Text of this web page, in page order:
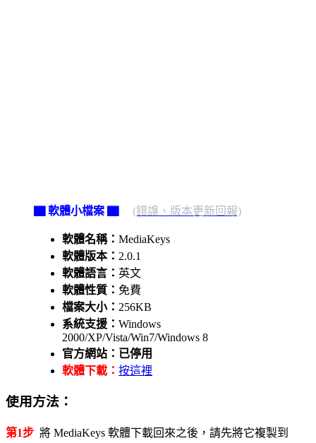
▇ 軟體小檔案 ▇ (錯誤、版本更新回報)
軟體名稱： MediaKeys
軟體版本： 2.0.1
軟體語言： 英文
軟體性質： 免費
檔案大小： 256KB
系統支援： Windows
2000/XP/Vista/Win7/Windows 8
官方網站：已停用
軟體下載： 按這裡
使用方法：
第1步 將 MediaKeys 軟體下載回來之後，請先將它複製到